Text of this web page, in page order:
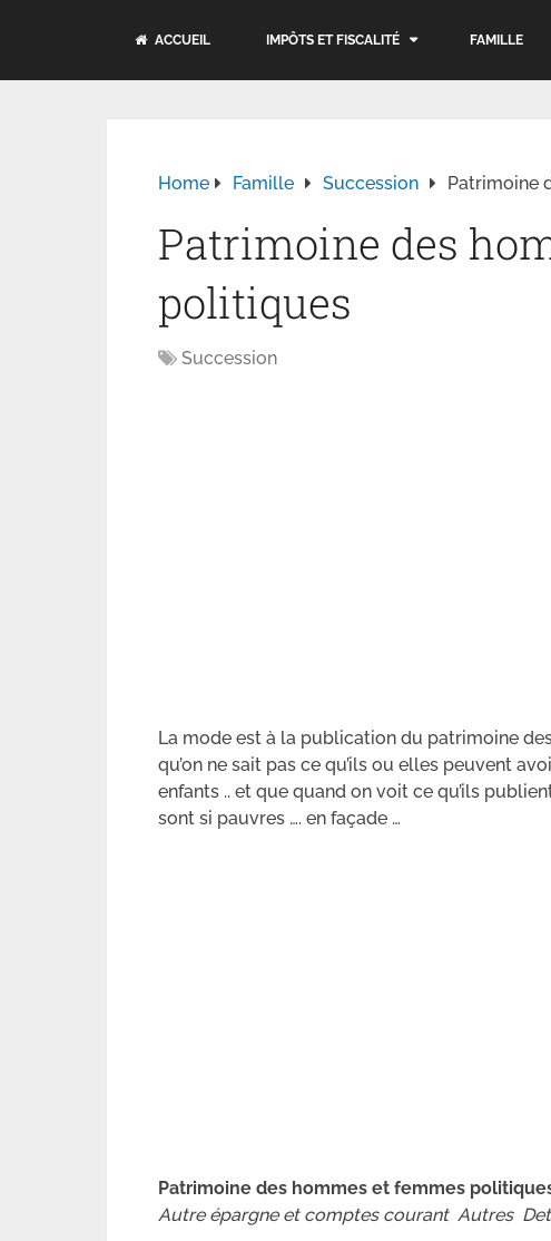
ACCUEIL IMPÔTS ET FISCALITÉ FAMILLE
Home Famille Succession Patrimoine
Patrimoine des
politiques
Succession
La mode est à la publication du patrimoine
qu’on ne sait pas ce qu’ils ou elles peuvent
enfants .. et que quand on voit ce qu’ils
sont si pauvres …. en façade …
Patrimoine des hommes et femmes
Autre épargne et comptes courant Autres